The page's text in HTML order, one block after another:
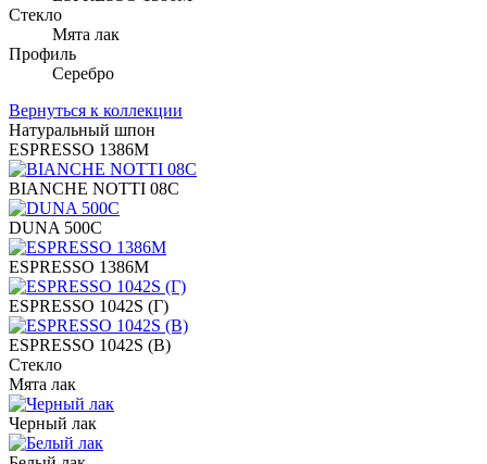
Стекло
Мята лак
Профиль
Серебро
Вернуться к коллекции
Натуральный шпон
ESPRESSO 1386M
BIANCHE NOTTI 08C
DUNA 500C
ESPRESSO 1386M
ESPRESSO 1042S (Г)
ESPRESSO 1042S (В)
Стекло
Мята лак
Черный лак